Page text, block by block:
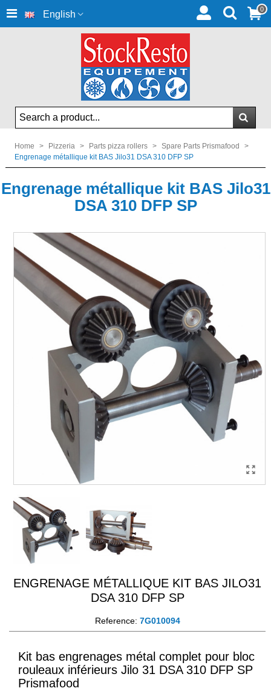
English 0
Home > Pizzeria > Parts pizza rollers > Spare Parts Prismafood
>
Engrenage métallique kit BAS Jilo31 DSA 310 DFP SP
Engrenage métallique kit BAS Jilo31
DSA 310 DFP SP
ENGRENAGE MÉTALLIQUE KIT BAS JILO31
DSA 310 DFP SP
Reference: 7G010094
Kit bas engrenages métal complet pour bloc
rouleaux inférieurs Jilo 31 DSA 310 DFP SP
Prismafood